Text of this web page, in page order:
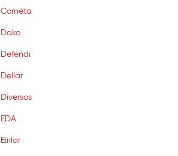
Corneta
Dako
Defendi
Dellar
Diversos
EDA
Eirilar